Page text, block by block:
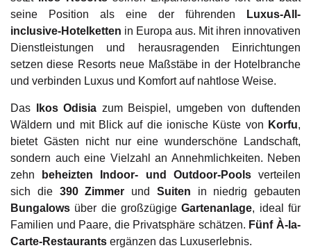
seine Position als eine der führenden
Luxus-All-
inclusive-Hotelketten in Europa aus. Mit ihren innovativen
Dienstleistungen und herausragenden Einrichtungen
setzen diese Resorts neue Maßstäbe in der Hotelbranche
und verbinden Luxus und Komfort auf nahtlose Weise.
Das Ikos Odisia zum Beispiel, umgeben von duftenden
Wäldern und mit Blick auf die ionische Küste von Korfu,
bietet Gästen nicht nur eine wunderschöne Landschaft,
sondern auch eine Vielzahl an Annehmlichkeiten. Neben
zehn
beheizten Indoor- und Outdoor-Poolsverteilen
sich die390 Zimmer und Suiten in niedrig gebauten
Bungalows über die großzügigeGartenanlage, ideal für
Familien und Paare, die Privatsphäre schätzen. Fünf À-la-
Carte-Restaurants ergänzen das Luxuserlebnis.